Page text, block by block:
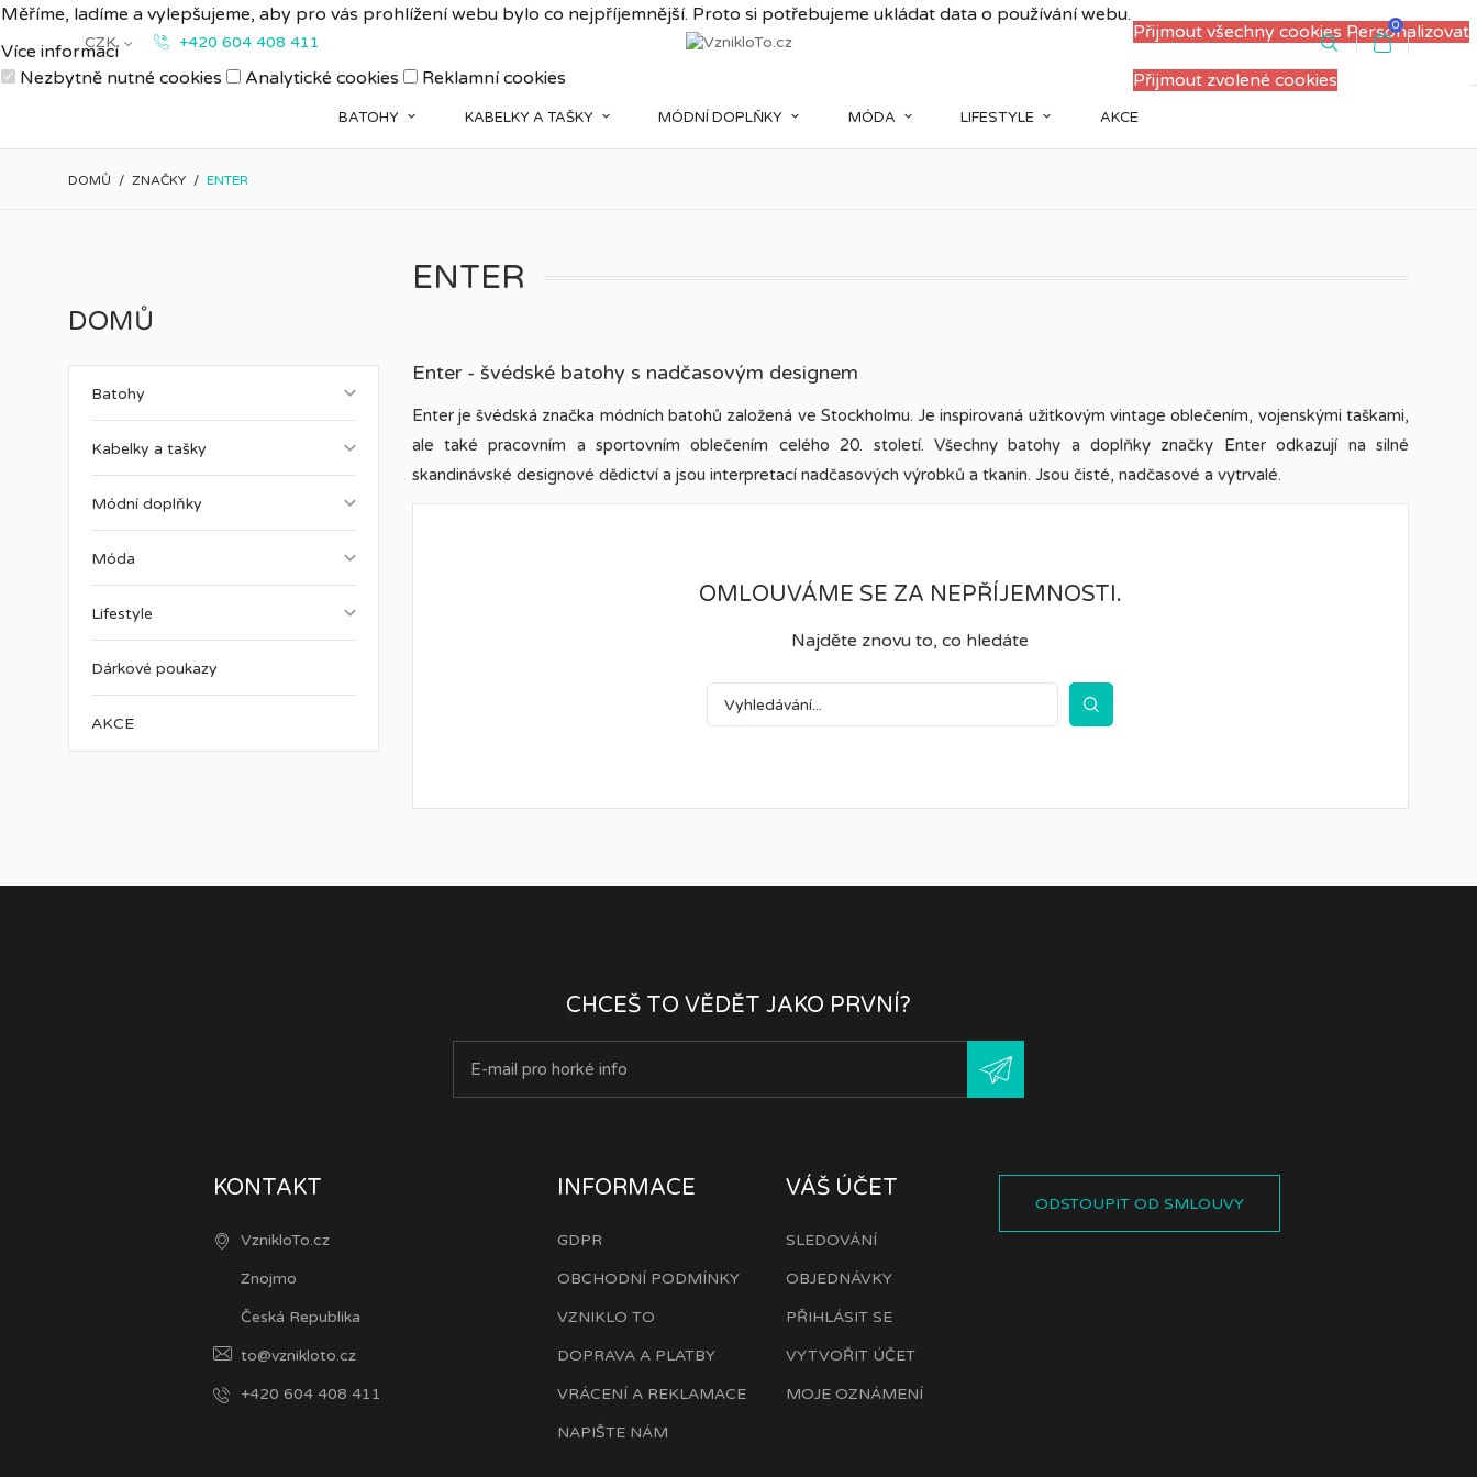
Měříme, ladíme a vylepšujeme, aby pro vás prohlížení webu bylo co nejpříjemnější. Proto si potřebujeme ukládat data o používání webu.
Více informací
Přijmout všechny cookies Personalizovat
Nezbytně nutné cookies Analytické cookies Reklamní cookies Přijmout zvolené cookies
CZK +420 604 408 411 PŘIHLÁSIT SE REGISTRACE
0
BATOHY KABELKY A TAŠKY MÓDNÍ DOPLŇKY MÓDA LIFESTYLE AKCE
DOMŮ ZNAČKY ENTER
DOMŮ
Batohy keyboard_arrow_down
Kabelky a tašky keyboard_arrow_down
Módní doplňky keyboard_arrow_down
Móda keyboard_arrow_down
Lifestyle keyboard_arrow_down
Dárkové poukazy
AKCE
ENTER
Enter - švédské batohy s nadčasovým designem
Enter je švédská značka módních batohů založená ve Stockholmu. Je inspirovaná užitkovým vintage oblečením, vojenskými taškami,
ale také pracovním a sportovním oblečením celého 20. století. Všechny batohy a doplňky značky Enter odkazují na silné
skandinávské designové dědictví a jsou interpretací nadčasových výrobků a tkanin. Jsou čisté, nadčasové a vytrvalé.
OMLOUVÁME SE ZA NEPŘÍJEMNOSTI.
Najděte znovu to, co hledáte
CHCEŠ TO VĚDĚT JAKO PRVNÍ?
KONTAKT
VznikloTo.cz
Znojmo
Česká Republika
to@vznikloto.cz
+420 604 408 411
INFORMACE
GDPR
OBCHODNÍ PODMÍNKY
VZNIKLO TO
DOPRAVA A PLATBY
VRÁCENÍ A REKLAMACE
NAPIŠTE NÁM
VÁŠ ÚČET
SLEDOVÁNÍ
OBJEDNÁVKY
PŘIHLÁSIT SE
VYTVOŘIT ÚČET
MOJE OZNÁMENÍ
ODSTOUPIT OD SMLOUVY